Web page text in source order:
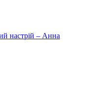
настрій – Анна